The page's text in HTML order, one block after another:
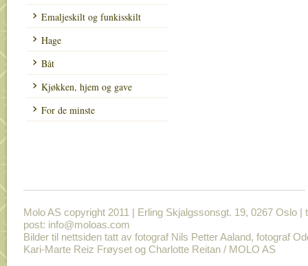
Emaljeskilt og funkisskilt
Hage
Båt
Kjøkken, hjem og gave
For de minste
Molo AS copyright 2011 | Erling Skjalgssonsgt. 19, 0267 Oslo |
post: info@moloas.com
Bilder til nettsiden tatt av fotograf Nils Petter Aaland, fotograf
Kari-Marte Reiz Frøyset og Charlotte Reitan / MOLO AS